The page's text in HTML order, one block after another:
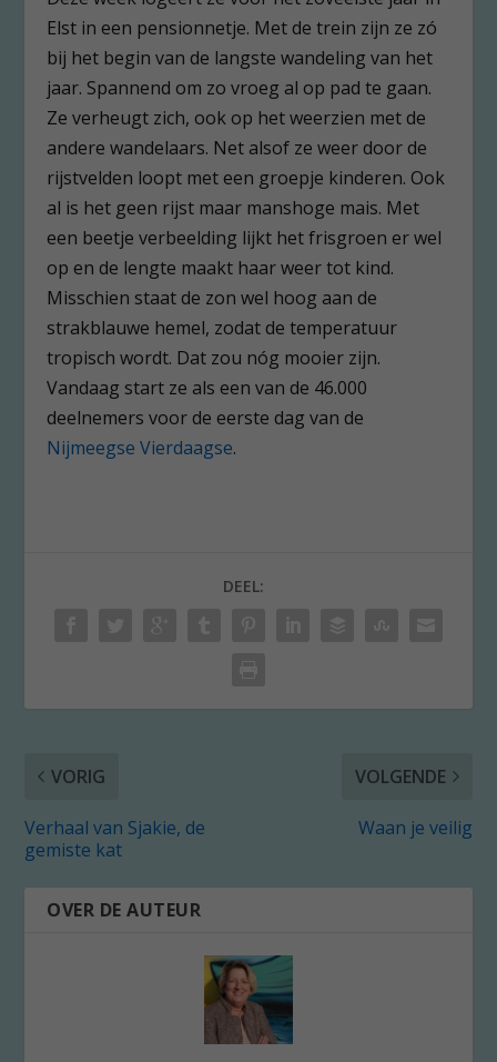
Elst in een pensionnetje. Met de trein zijn ze zó
bij het begin van de langste wandeling van het
jaar. Spannend om zo vroeg al op pad te gaan.
Ze verheugt zich, ook op het weerzien met de
andere wandelaars. Net alsof ze weer door de
rijstvelden loopt met een groepje kinderen. Ook
al is het geen rijst maar manshoge mais. Met
een beetje verbeelding lijkt het frisgroen er wel
op en de lengte maakt haar weer tot kind.
Misschien staat de zon wel hoog aan de
strakblauwe hemel, zodat de temperatuur
tropisch wordt. Dat zou nóg mooier zijn.
Vandaag start ze als een van de 46.000
deelnemers voor de eerste dag van de
Nijmeegse Vierdaagse.
DEEL:
VORIG
Verhaal van Sjakie, de
gemiste kat
VOLGENDE
Waan je veilig
OVER DE AUTEUR